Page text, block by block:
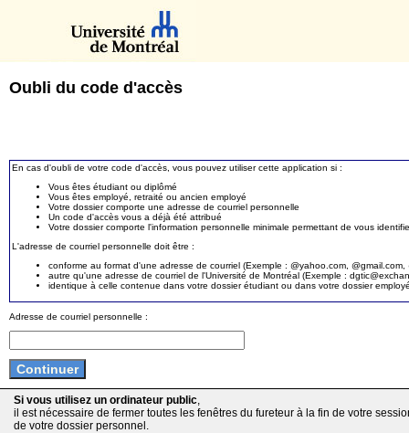
Oubli du code d'accès
En cas d'oubli de votre code d'accès, vous pouvez utiliser cette application si :
Vous êtes étudiant ou diplômé
Vous êtes employé, retraité ou ancien employé
Votre dossier comporte une adresse de courriel personnelle
Un code d'accès vous a déjà été attribué
Votre dossier comporte l'information personnelle minimale permettant de vous
L'adresse de courriel personnelle doit être :
conforme au format d'une adresse de courriel (Exemple : @yahoo.com,
autre qu'une adresse de courriel de l'Université de Montréal (Exemple :
identique à celle contenue dans votre dossier étudiant ou dans votre dossier
Adresse de courriel personnelle :
Si vous utilisez un ordinateur public,
il est nécessaire de fermer toutes les fenêtres du fureteur à la fin de votre
de votre dossier personnel.